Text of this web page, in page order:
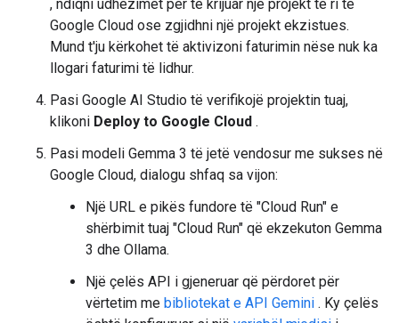
, ndiqni udhëzimet për të krijuar një projekt të ri të
Google Cloud ose zgjidhni një projekt ekzistues.
Mund t'ju kërkohet të aktivizoni faturimin nëse nuk ka
llogari faturimi të lidhur.
Pasi Google AI Studio të verifikojë projektin tuaj,
klikoni Deploy to Google Cloud .
Pasi modeli Gemma 3 të jetë vendosur me sukses në
Google Cloud, dialogu shfaq sa vijon:
Një URL e pikës fundore të "Cloud Run" e
shërbimit tuaj "Cloud Run" që ekzekuton Gemma
3 dhe Ollama.
Një çelës API i gjeneruar që përdoret për
vërtetim me bibliotekat e API Gemini . Ky çelës